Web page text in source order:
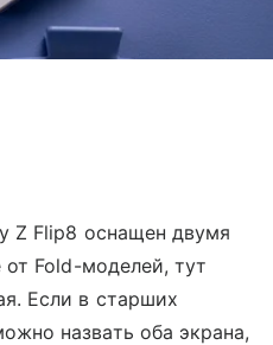
Z Flip8 оснащен двумя
Fold-моделей, тут
Если в старших
назвать оба экрана,